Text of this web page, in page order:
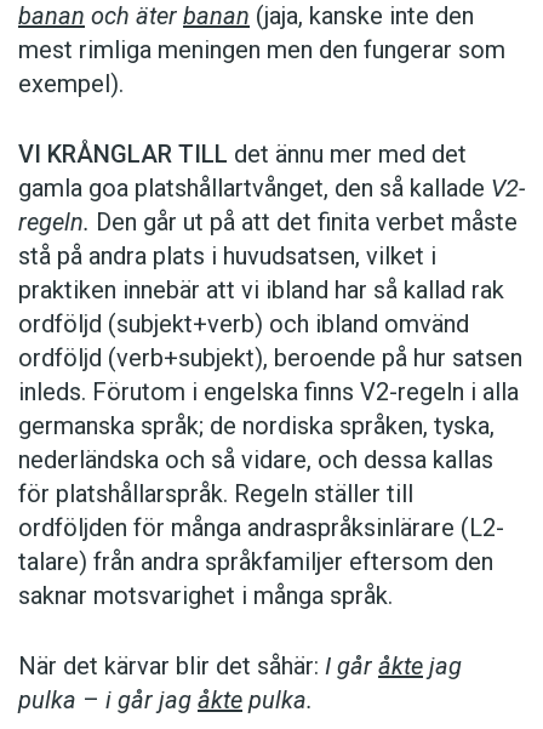
banan och äter banan (jaja, kanske inte den
mest rimliga meningen men den fungerar som
exempel).
VI KRÅNGLAR TILL det ännu mer med det
gamla goa platshållartvånget, den så kallade V2-
regeln. Den går ut på att det finita verbet måste
stå på andra plats i huvudsatsen, vilket i
praktiken innebär att vi ibland har så kallad rak
ordföljd (subjekt+verb) och ibland omvänd
ordföljd (verb+subjekt), beroende på hur satsen
inleds. Förutom i engelska finns V2-regeln i alla
germanska språk; de nordiska språken, tyska,
nederländska och så vidare, och dessa kallas
för platshållarspråk. Regeln ställer till
ordföljden för många andraspråksinlärare (L2-
talare) från andra språkfamiljer eftersom den
saknar motsvarighet i många språk.
När det kärvar blir det såhär: I går åkte jag
pulka – i går jag åkte pulka.